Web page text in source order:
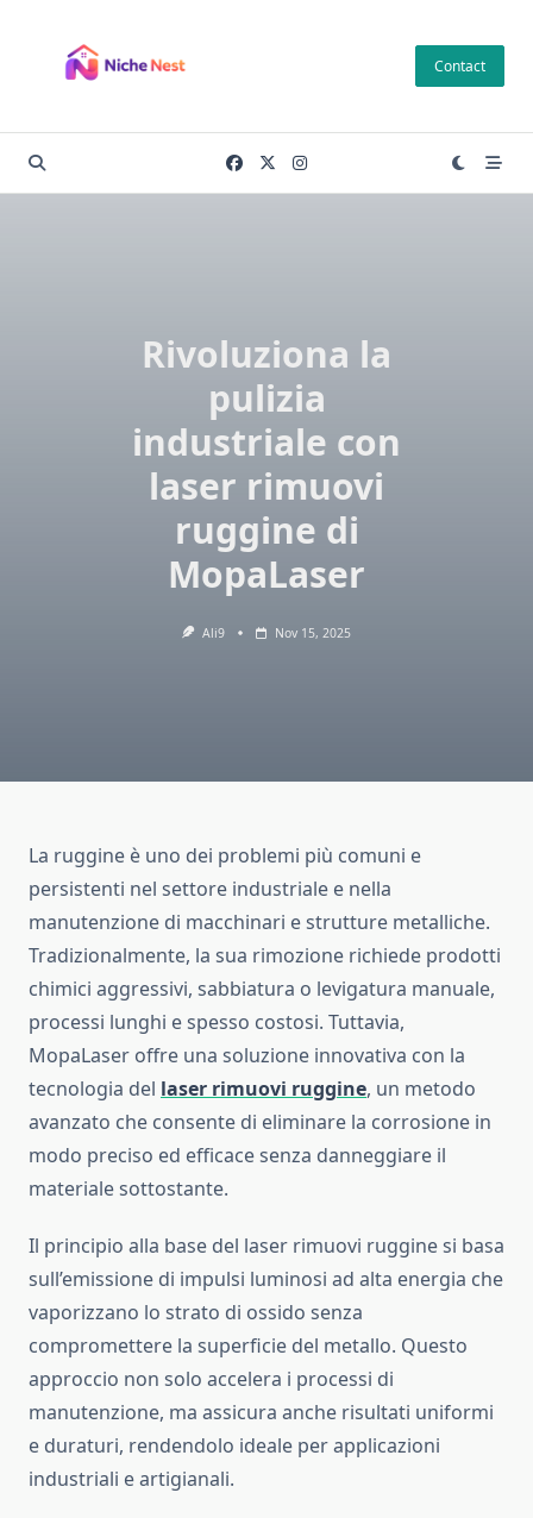
content
Contact
Rivoluziona la
pulizia
industriale con
laser rimuovi
ruggine di
MopaLaser
Ali9 Nov 15, 2025
La ruggine è uno dei problemi più comuni e
persistenti nel settore industriale e nella
manutenzione di macchinari e strutture metalliche.
Tradizionalmente, la sua rimozione richiede prodotti
chimici aggressivi, sabbiatura o levigatura manuale,
processi lunghi e spesso costosi. Tuttavia,
MopaLaser offre una soluzione innovativa con la
tecnologia del laser rimuovi ruggine, un metodo
avanzato che consente di eliminare la corrosione in
modo preciso ed efficace senza danneggiare il
materiale sottostante.
Il principio alla base del laser rimuovi ruggine si basa
sull’emissione di impulsi luminosi ad alta energia che
vaporizzano lo strato di ossido senza
compromettere la superficie del metallo. Questo
approccio non solo accelera i processi di
manutenzione, ma assicura anche risultati uniformi
e duraturi, rendendolo ideale per applicazioni
industriali e artigianali.